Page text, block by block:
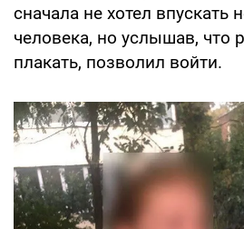
сначала не хотел впускать
человека, но услышав, что
плакать, позволил войти.